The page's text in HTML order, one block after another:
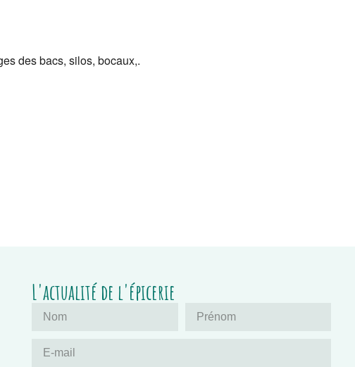
des bacs, silos, bocaux,.
L'actualité de l'épicerie